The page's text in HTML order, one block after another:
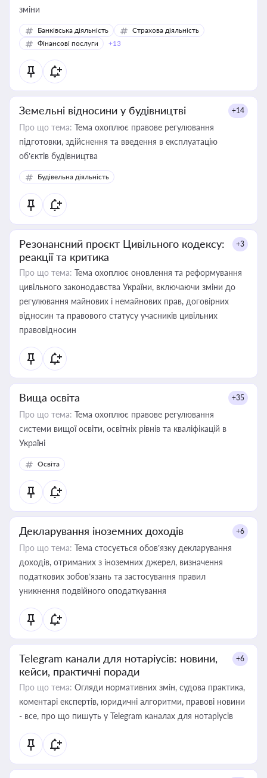
зміни
Банківська діяльність
Страхова діяльність
Фінансові послуги
+13
Земельні відносини у будівництві +14
Про що тема: Тема охоплює правове регулювання
підготовки, здійснення та введення в експлуатацію
об’єктів будівництва
Будівельна діяльність
Резонансний проєкт Цивільного кодексу:
реакції та критика
+3
Про що тема: Тема охоплює оновлення та реформування
цивільного законодавства України, включаючи зміни до
регулювання майнових і немайнових прав, договірних
відносин та правового статусу учасників цивільних
правовідносин
Вища освіта +35
Про що тема: Тема охоплює правове регулювання
системи вищої освіти, освітніх рівнів та кваліфікацій в
Україні
Освіта
Декларування іноземних доходів +6
Про що тема: Тема стосується обов’язку декларування
доходів, отриманих з іноземних джерел, визначення
податкових зобов’язань та застосування правил
уникнення подвійного оподаткування
Telegram канали для нотаріусів: новини,
кейси, практичні поради
+6
Про що тема: Огляди нормативних змін, судова практика,
коментарі експертів, юридичні алгоритми, правові новини
- все, про що пишуть у Telegram каналах для нотаріусів